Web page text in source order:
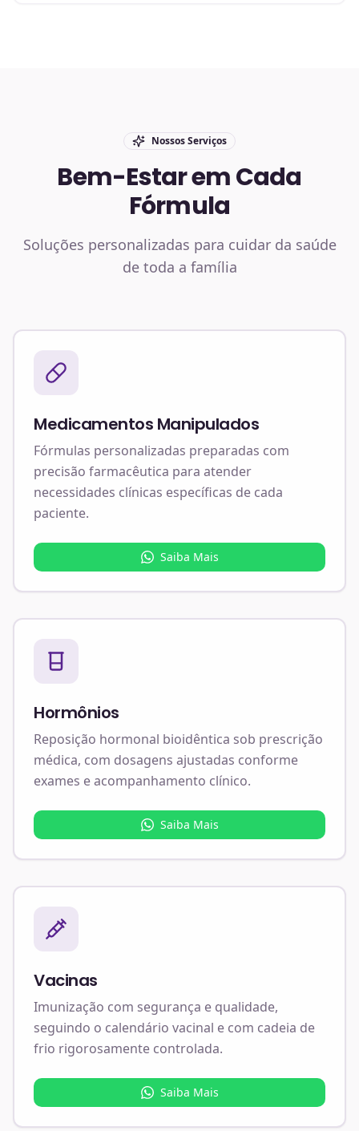
Nossos Serviços
Bem-Estar em Cada
Fórmula
Soluções personalizadas para cuidar da saúde
de toda a família
Medicamentos Manipulados
Fórmulas personalizadas preparadas com
precisão farmacêutica para atender
necessidades clínicas específicas de cada
paciente.
Saiba Mais
Hormônios
Reposição hormonal bioidêntica sob prescrição
médica, com dosagens ajustadas conforme
exames e acompanhamento clínico.
Saiba Mais
Vacinas
Imunização com segurança e qualidade,
seguindo o calendário vacinal e com cadeia de
frio rigorosamente controlada.
Saiba Mais